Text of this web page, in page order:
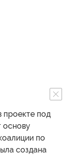
проекте под
основу
по
создана